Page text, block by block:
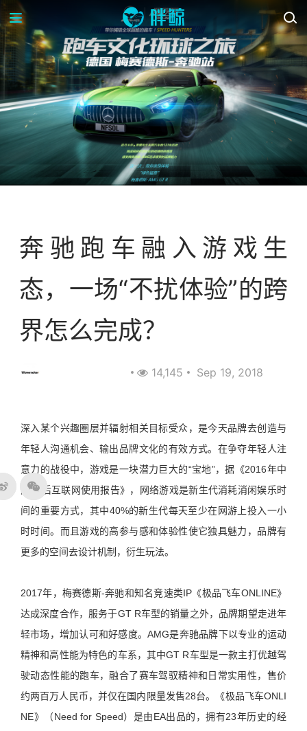
奔驰跑车融入游戏生
态，一场“不扰体验”的跨
界怎么完成？
14,145 Sep 19, 2018
深入某个兴趣圈层并辐射相关目标受众，是今天品牌去创造与
年轻人沟通机会、输出品牌文化的有效方式。在争夺年轻人注
意力的战役中，游戏是一块潜力巨大的“宝地”，据《2016年中
国90后互联网使用报告》，网络游戏是新生代消耗消闲娱乐时
间的重要方式，其中40%的新生代每天至少在网游上投入一小
时时间。而且游戏的高参与感和体验性使它独具魅力，品牌有
更多的空间去设计机制，衍生玩法。
2017年，梅赛德斯-奔驰和知名竞速类IP《极品飞车ONLINE》
达成深度合作，服务于GT R车型的销量之外，品牌期望走进年
轻市场，增加认可和好感度。AMG是奔驰品牌下以专业的运动
精神和高性能为特色的车系，其中GT R车型是一款主打优越驾
驶动态性能的跑车，融合了赛车驾驭精神和日常实用性，售价
约两百万人民币，并仅在国内限量发售28台。《极品飞车ONLI
NE》（Need for Speed）是由EA出品的，拥有23年历史的经